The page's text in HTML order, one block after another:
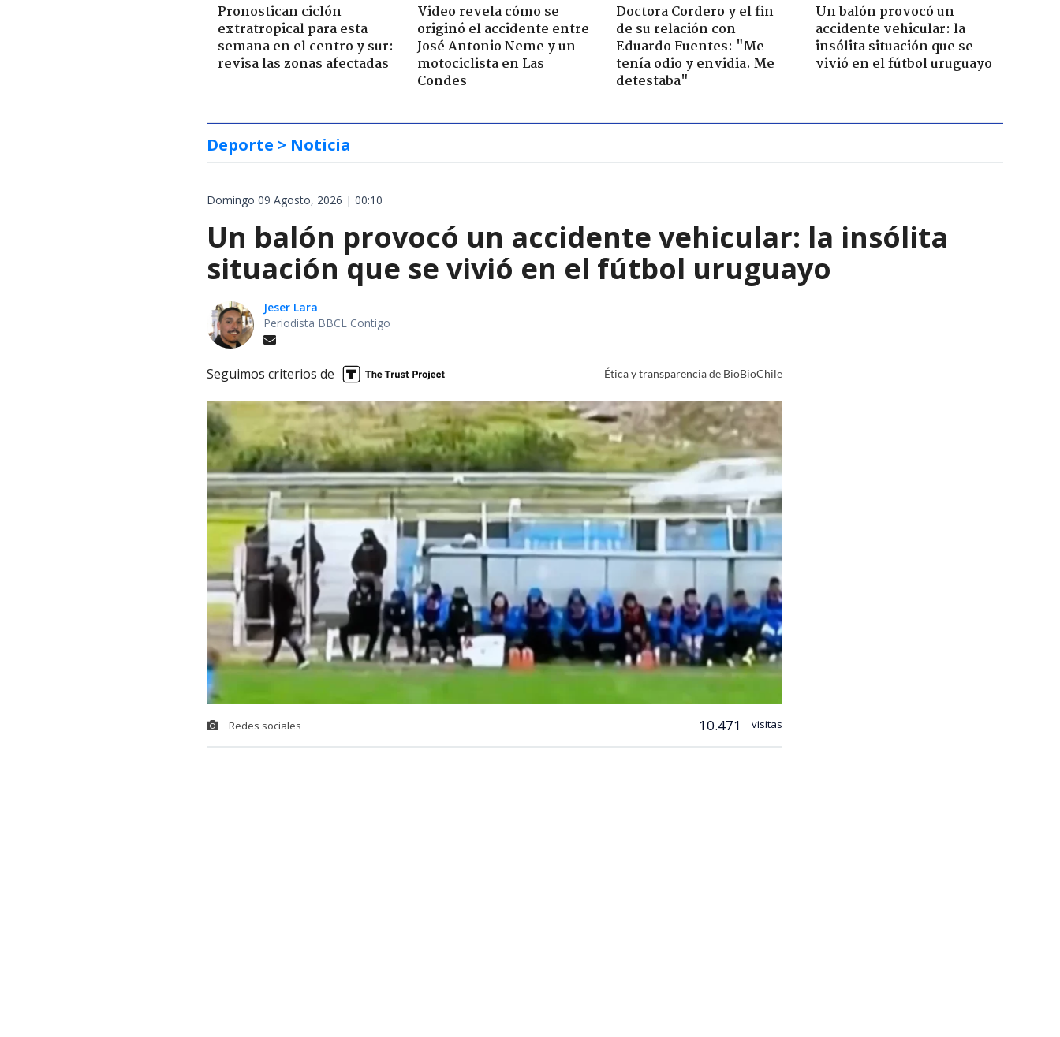
Pronostican ciclón
extratropical para esta
semana en el centro y sur:
revisa las zonas afectadas
Video revela cómo se
originó el accidente entre
José Antonio Neme y un
motociclista en Las
Condes
Doctora Cordero y el fin
de su relación con
Eduardo Fuentes: "Me
tenía odio y envidia. Me
detestaba"
Un balón provocó un
accidente vehicular: la
insólita situación que se
vivió en el fútbol uruguayo
Deporte > Noticia
Domingo 09 Agosto, 2026 | 00:10
Un balón provocó un accidente vehicular: la insólita
situación que se vivió en el fútbol uruguayo
Jeser Lara
Periodista BBCL Contigo
Seguimos criterios de Ética y transparencia de BioBioChile
Redes sociales 10.471 visitas